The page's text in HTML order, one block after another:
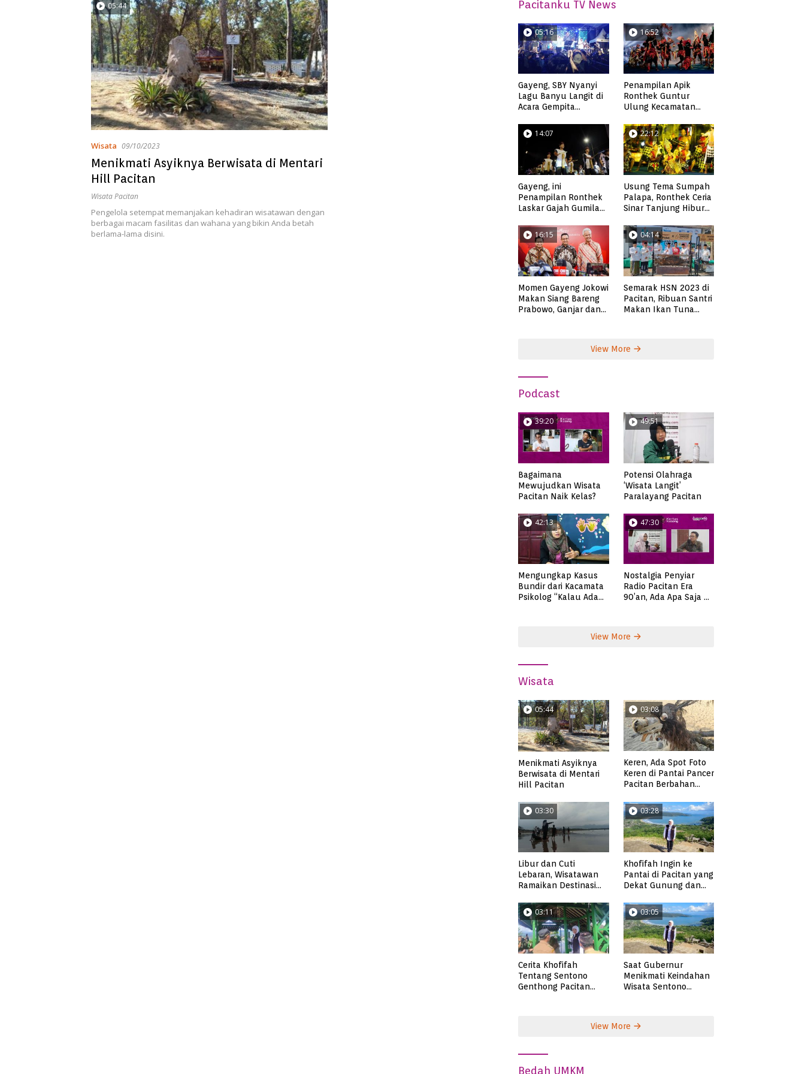
05:44
Wisata 09/10/2023
Menikmati Asyiknya Berwisata di Mentari
Hill Pacitan
Wisata Pacitan
Pengelola setempat memanjakan kehadiran wisatawan dengan
berbagai macam fasilitas dan wahana yang bikin Anda betah
berlama-lama disini.
Pacitanku TV News
05:16
Gayeng, SBY Nyanyi
Lagu Banyu Langit di
Acara Gempita
16:52
Penampilan Apik
Ronthek Guntur
Ulung Kecamatan
14:07
Gayeng, ini
Penampilan Ronthek
Laskar Gajah Gumilap
22:12
Usung Tema Sumpah
Palapa, Ronthek Ceria
Sinar Tanjung Hibur
FRP 2023
16:15
Momen Gayeng Jokowi
Makan Siang Bareng
Prabowo, Ganjar dan
04:14
Semarak HSN 2023 di
Pacitan, Ribuan Santri
Makan Ikan Tuna
View More
Podcast
39:20
Bagaimana
Mewujudkan Wisata
Pacitan Naik Kelas?
49:51
Potensi Olahraga
‘Wisata Langit’
Paralayang Pacitan
42:13
Mengungkap Kasus
Bundir dari Kacamata
Psikolog “Kalau Ada
47:30
Nostalgia Penyiar
Radio Pacitan Era
90’an, Ada Apa Saja di
View More
Wisata
05:44
Menikmati Asyiknya
Berwisata di Mentari
Hill Pacitan
03:08
Keren, Ada Spot Foto
Keren di Pantai Pancer
Pacitan Berbahan
03:30
Libur dan Cuti
Lebaran, Wisatawan
Ramaikan Destinasi
03:28
Khofifah Ingin ke
Pantai di Pacitan yang
Dekat Gunung dan
Pangasan?
03:11
Cerita Khofifah
Tentang Sentono
Genthong Pacitan
03:05
Saat Gubernur
Menikmati Keindahan
Wisata Sentono
View More
Bedah UMKM